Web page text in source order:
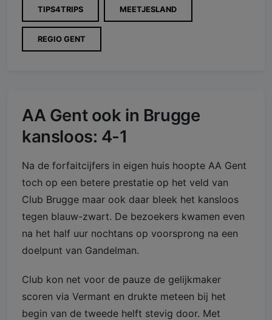
TIPS4TRIPS MEETJESLAND
REGIO GENT
AA Gent ook in Brugge
kansloos: 4-1
Na de forfaitcijfers in eigen huis hoopte AA Gent
toch op een betere prestatie op het veld van
Club Brugge maar ook daar bleek het kansloos
tegen blauw-zwart. De bezoekers kwamen even
na het half uur nochtans op voorsprong na een
doelpunt van Gandelman.
Club kon net voor de pauze de gelijkmaker
scoren via Vermant en drukte meteen bij het
begin van de tweede helft stevig door. Met